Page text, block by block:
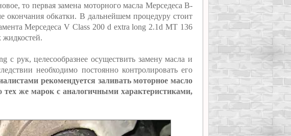
то первая замена моторного масла Мерседеса В-
окончания обкатки. В дальнейшем процедуру стоит
Мерседеса V Class 200 d extra long 2.1d MT 136
жидкостей.
с рук, целесообразнее осуществить замену масла и
необходимо постоянно контролировать его
рекомендуется заливать моторное масло
тех же марок с аналогичными характеристиками,